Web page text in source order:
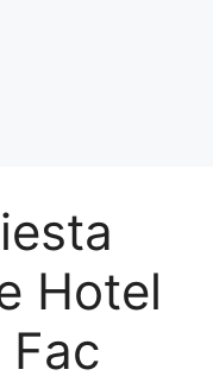
Hotel
Fac